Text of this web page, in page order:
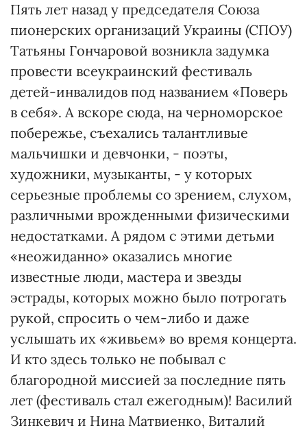
Пять лет назад у председателя Союза
пионерских организаций Украины (СПОУ)
Татьяны Гончаровой возникла задумка
провести всеукраинский фестиваль
детей-инвалидов под названием «Поверь
в себя». А вскоре сюда, на черноморское
побережье, съехались талантливые
мальчишки и девчонки, - поэты,
художники, музыканты, - у которых
серьезные проблемы со зрением, слухом,
различными врожденными физическими
недостатками. А рядом с этими детьми
«неожиданно» оказались многие
известные люди, мастера и звезды
эстрады, которых можно было потрогать
рукой, спросить о чем-либо и даже
услышать их «живьем» во время концерта.
И кто здесь только не побывал с
благородной миссией за последние пять
лет (фестиваль стал ежегодным)! Василий
Зинкевич и Нина Матвиенко, Виталий